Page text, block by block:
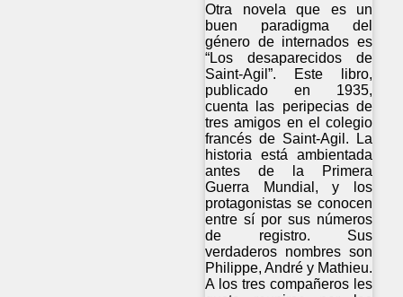
Otra novela que es un
buen paradigma del
género de internados es
“Los desaparecidos de
Saint-Agil”. Este libro,
publicado en 1935,
cuenta las peripecias de
tres amigos en el colegio
francés de Saint-Agil. La
historia está ambientada
antes de la Primera
Guerra Mundial, y los
protagonistas se conocen
entre sí por sus números
de registro. Sus
verdaderos nombres son
Philippe, André y Mathieu.
A los tres compañeros les